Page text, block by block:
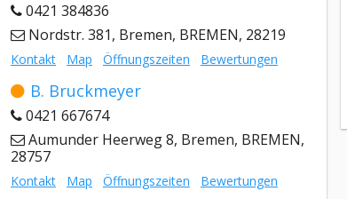
0421 384836
Nordstr. 381, Bremen, BREMEN, 28219
Kontakt Map Öffnungszeiten Bewertungen
B. Bruckmeyer
0421 667674
Aumunder Heerweg 8, Bremen, BREMEN,
28757
Kontakt Map Öffnungszeiten Bewertungen